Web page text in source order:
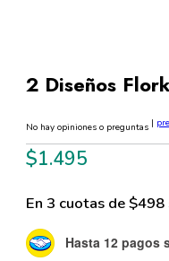
2 Diseños
No hay opiniones o preguntas |
$1.495
En 3 cuotas de
Hasta 12 pagos